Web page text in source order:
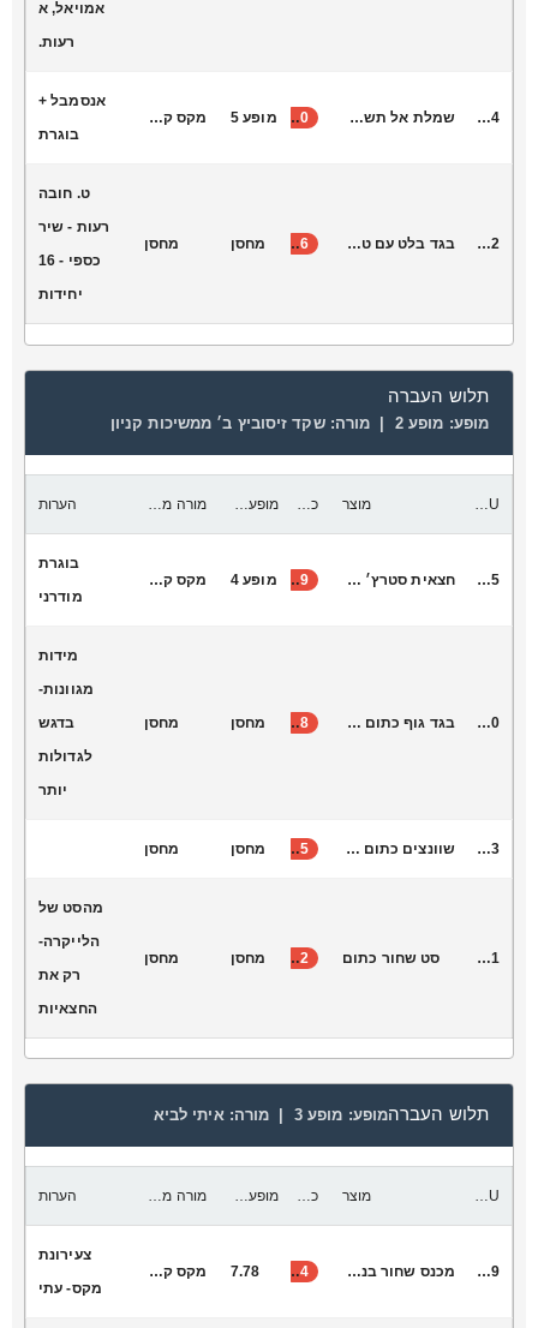
אמויאל, א
רעות.
D3024 שמלת אל תשליכני 40 מופע 5 מקס קונקי
אנסמבל +
בוגרת
K9002 בגד בלט עם טוטו משובץ אבנים טקנטנות 16 מחסן מחסן
ט. חובה
רעות - שיר
כספי - 16
יחידות
תלוש העברה
מופע: מופע 2 | מורה: שקד זיסוביץ ב׳ ממשיכות קניון
מוצר מורה מקבלת הערות
S1025 חצאית סטרץ׳ שחורה )סאוטאז׳( 39 מופע 4 מקס קונקי
בוגרת
מודרני
K9000 בגד גוף כתום הגיל הרך 18 מחסן מחסן
מידות
מגוונות-
בדגש
לגדולות
יותר
R4073 שוונצים כתום צהוב 25 מחסן מחסן
V2031 סט שחור כתום 22 מחסן מחסן
מהסט של
הלייקרה-
רק את
החצאיות
תלוש העברהמופע: מופע 3 | מורה: איתי לביא
SKU מוצר כמות להעביר מופע יעד מורה מקבלת הערות
M11029 מכנס שחור בנים גזרה נמוכה 24
7.78 מקס קונקי
צעירונת
מקס- עתי